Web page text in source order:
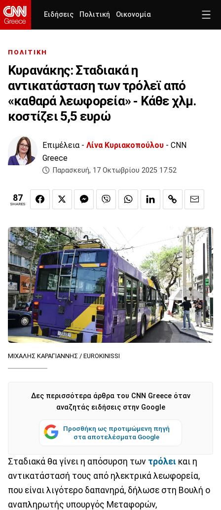
Ειδήσεις Πολιτική Οικονομία
ΠΟΛΙΤΙΚΗ
Κυρανάκης: Σταδιακά η
αντικατάσταση των τρόλεϊ από
«καθαρά λεωφορεία» - Κάθε χλμ.
κοστίζει 5,5 ευρώ
Επιμέλεια - Λίνα Κυριακοπούλου - CNN
Greece
Παρασκευή, 17 Οκτωβρίου 2025 17:52
87
SHARES
ΜΙΧΑΛΗΣ ΚΑΡΑΓΙΑΝΝΗΣ / EUROKINISSI
Δες περισσότερα άρθρα του CNN Greece όταν
αναζητάς ειδήσεις στην Google
Προσθήκη ως προτιμώμενη πηγή
στα αποτελέσματα Google
Σταδιακά θα γίνει η απόσυρση των τρόλει και η
αντικατάστασή τους από ηλεκτρικά λεωφορεία,
που είναι λιγότερο δαπανηρά, δήλωσε στη Βουλή ο
αναπληρωτής υπουργός Μεταφορών,